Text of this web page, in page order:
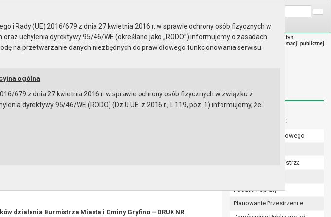
Dostępność
działania Burmistrza Miasta i Gminy Gryfino – DRUK NR
Menu dodatkowe:
Numer konta bankowego
Zarządzenia Burmistrza
Podatki i opłaty
Planowanie Przestrzenne
i Rady (UE) 2016/679 z dnia 27 kwietnia 2016 r. w sprawie ochrony osób fizycznych w
uchylenia dyrektywy 95/46/WE (określane jako „RODO”) informujemy o zasadach
na przetwarzanie danych niezbędnych do prawidłowego funkcjonowania serwisu.
ogólna
679 z dnia 27 kwietnia 2016 r. w sprawie ochrony osób fizycznych w związku z
dyrektywy 95/46/WE (RODO) (Dz.U.UE. z 2016 r., L 119, poz. 1) informujemy, że: